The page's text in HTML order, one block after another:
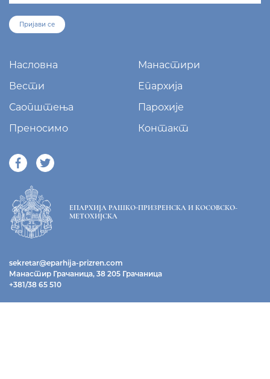
Пријави се
Насловна
Манастири
Вести
Епархија
Саопштења
Парохије
Преносимо
Контакт
ЕПАРХИЈА РАШКО-ПРИЗРЕНСКА И КОСОВСКО-
МЕТОХИЈСКА
sekretar@eparhija-prizren.com
Манастир Грачаница, 38 205 Грачаница
+381/38 65 510